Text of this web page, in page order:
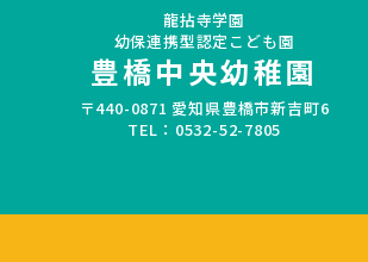
龍拈寺学園
幼保連携型認定こども園
豊橋中央幼稚園
〒440-0871 愛知県豊橋市新吉町6
TEL：0532-52-7805